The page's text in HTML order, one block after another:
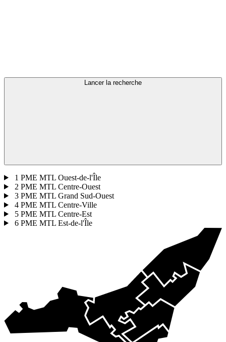
Lancer la recherche
1 PME MTL Ouest-de-l'Île
2 PME MTL Centre-Ouest
3 PME MTL Grand Sud-Ouest
4 PME MTL Centre-Ville
5 PME MTL Centre-Est
6 PME MTL Est-de-l'Île